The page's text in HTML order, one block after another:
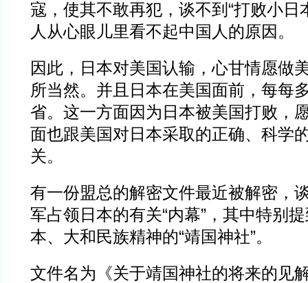
寇，使其不敢再犯，谈不到“打败小日
人从心眼儿里看不起中国人的原因。
因此，日本对美国认输，心甘情愿做
所当然。并且日本在美国面前，每每
省。这一方面因为日本被美国打败，
面也跟美国对日本采取的正确、科学
关。
有一份盟总的解密文件最近被解密，
军占领日本的有关“内幕”，其中特别
本、大和民族精神的“靖国神社”。
文件名为《关于靖国神社的将来的见